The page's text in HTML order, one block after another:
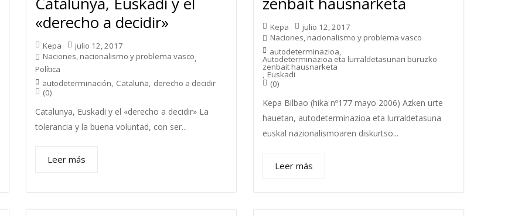
«derecho a decidir»
Kepa
julio 12, 2017
Naciones, nacionalismo y problema vasco
Política
autodeterminación Cataluña derecho a decidir
(0)
Catalunya, Euskadi y el «derecho a decidir» La
tolerancia y la buena voluntad, con ser...
Leer más
Kepa
julio 12, 2017
Naciones, nacionalismo y problema vasco
autodeterminazioa
Autodeterminazioa eta lurraldetasunari buruzko
zenbait hausnarketa
Euskadi
(0)
Kepa Bilbao (hika nº177 mayo 2006) Azken urte
hauetan, autodeterminazioa eta lurraldetasuna
euskal nazionalismoaren diskurtso...
Leer más